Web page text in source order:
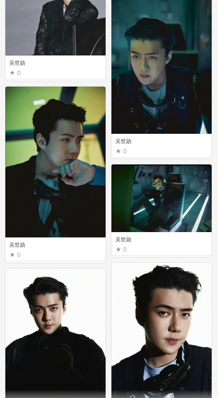
吴世勋
0
吴世勋
0
吴世勋
0
吴世勋
0